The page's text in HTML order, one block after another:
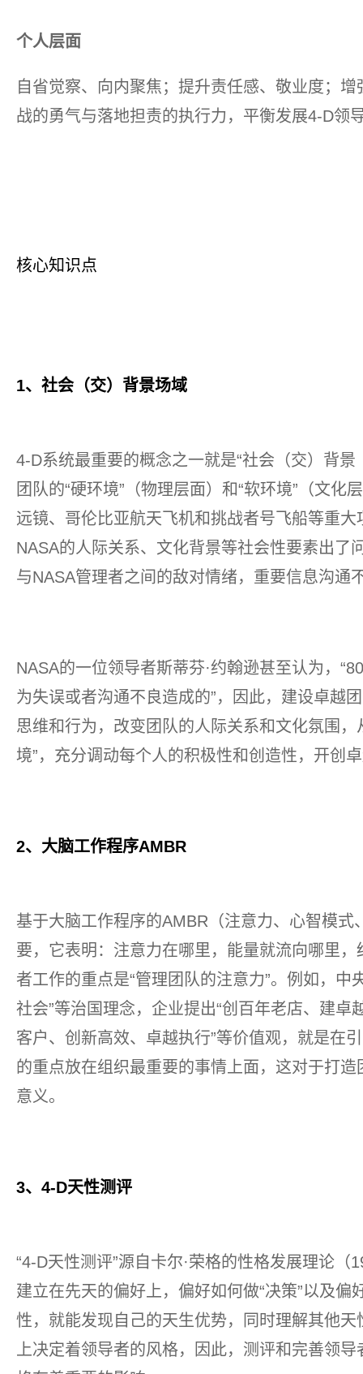
个人层面
自省觉察、向内聚焦；提升责任感、敬业度；
战的勇气与落地担责的执行力，平衡发展4-D领
核心知识点
1、社会（交）背景场域
4-D系统最重要的概念之一就是“社会（交）背景
团队的“硬环境”（物理层面）和“软环境”（文化
远镜、哥伦比亚航天飞机和挑战者号飞船等重
NASA的人际关系、文化背景等社会性要素出了
与NASA管理者之间的敌对情绪，重要信息沟通
NASA的一位领导者斯蒂芬·约翰逊甚至认为，
为失误或者沟通不良造成的”，因此，建设卓越
思维和行为，改变团队的人际关系和文化氛围
境”，充分调动每个人的积极性和创造性，开创
2、大脑工作程序AMBR
基于大脑工作程序的AMBR（注意力、心智模
要，它表明：注意力在哪里，能量就流向哪里
者工作的重点是“管理团队的注意力”。例如，中
社会”等治国理念，企业提出“创百年老店、建卓
客户、创新高效、卓越执行”等价值观，就是在
的重点放在组织最重要的事情上面，这对于打
意义。
3、4-D天性测评
“4-D天性测评”源自卡尔·荣格的性格发展理论
建立在先天的偏好上，偏好如何做“决策”以及偏
性，就能发现自己的天生优势，同时理解其他
上决定着领导者的风格，因此，测评和完善领